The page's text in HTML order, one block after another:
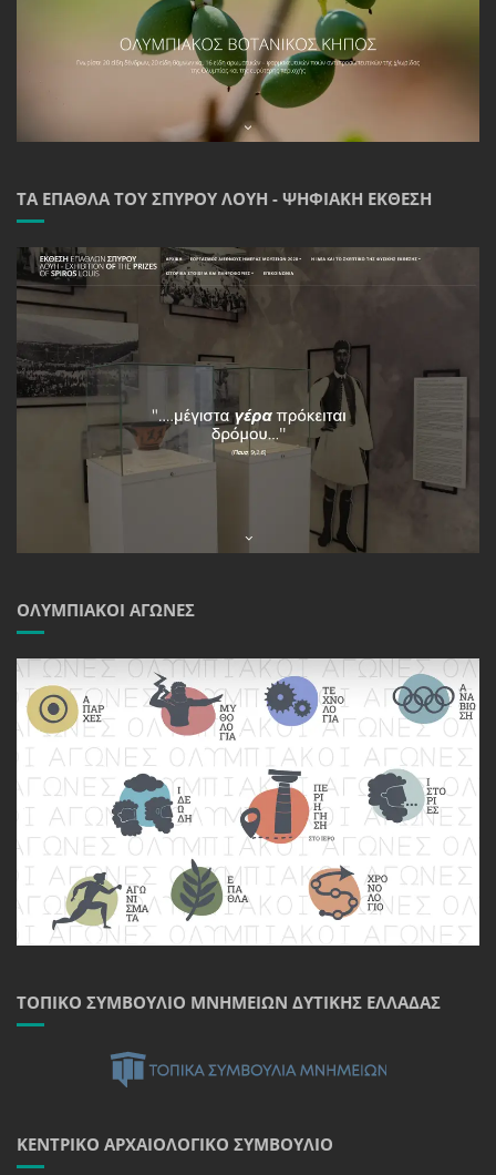
ΤΑ ΈΠΑΘΛΑ ΤΟΥ ΣΠΎΡΟΥ ΛΟΎΗ - ΨΗΦΙΑΚΉ ΈΚΘΕΣΗ
ΟΛΥΜΠΙΑΚΟΊ ΑΓΏΝΕΣ
ΤΟΠΙΚΌ ΣΥΜΒΟΎΛΙΟ ΜΝΗΜΕΊΩΝ ΔΥΤΙΚΉΣ ΕΛΛΆΔΑΣ
ΚΕΝΤΡΙΚΌ ΑΡΧΑΙΟΛΟΓΙΚΌ ΣΥΜΒΟΎΛΙΟ